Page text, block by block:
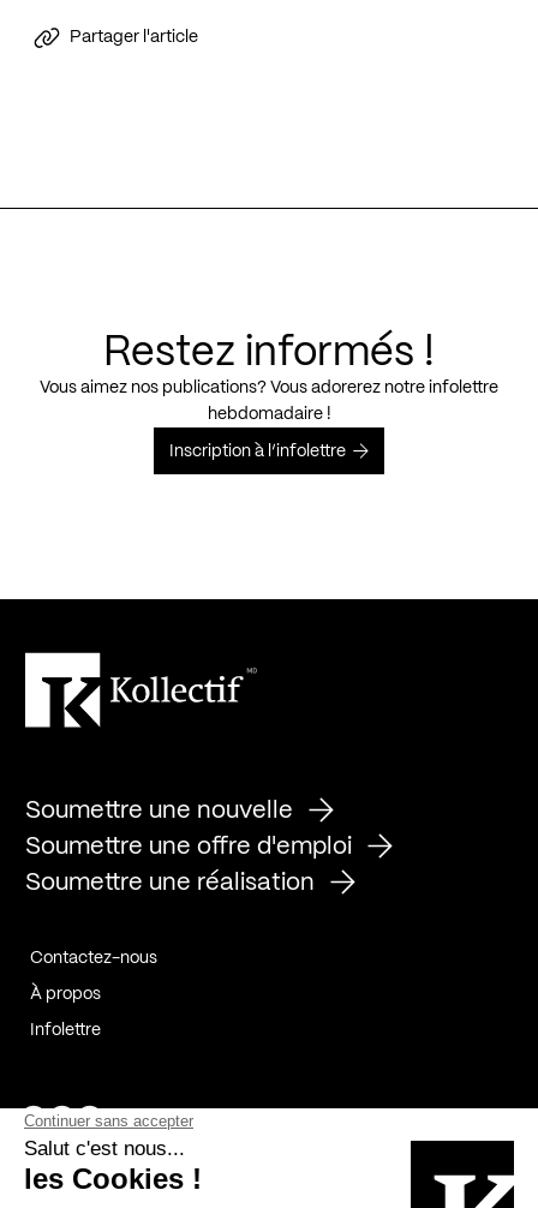
Partager l'article
Restez informés !
Vous aimez nos publications? Vous adorerez notre infolettre
hebdomadaire !
Inscription à l’infolettre
Soumettre une nouvelle
Soumettre une offre d'emploi
Soumettre une réalisation
Contactez-nous
À propos
Infolettre
Page Facebook de Kollectif
Page Instagram de Kollectif
Page Linkedin de Kollectif